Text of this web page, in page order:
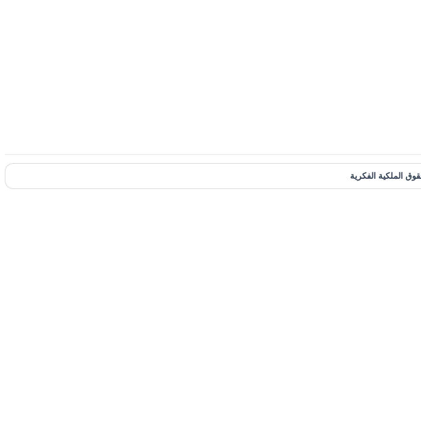
الملكية الفكرية